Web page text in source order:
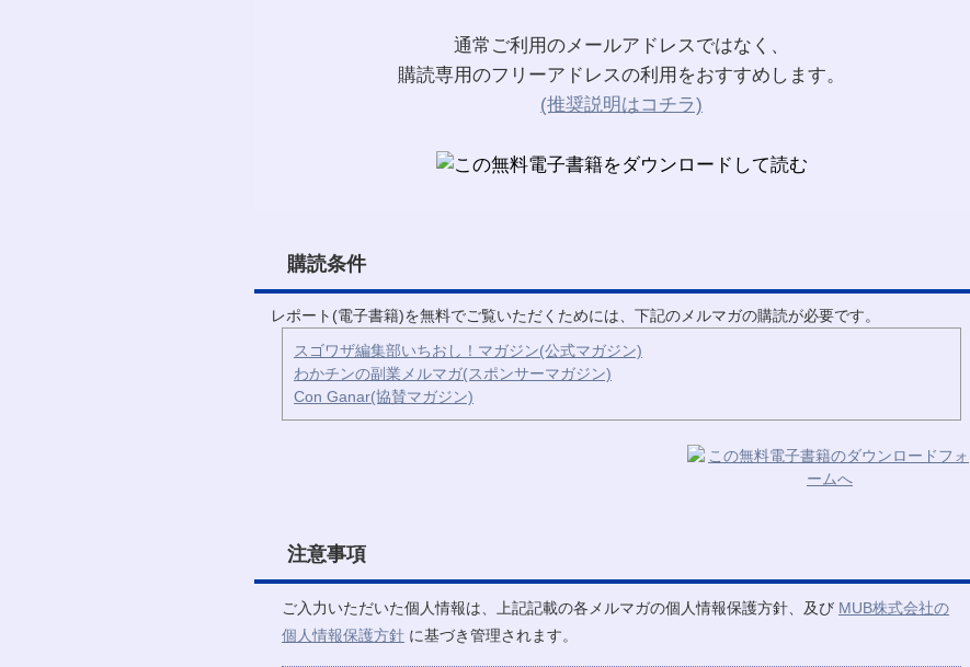
通常ご利用のメールアドレスではなく、
購読専用のフリーアドレスの利用をおすすめします。
(推奨説明はコチラ)
購読条件
レポート(電子書籍)を無料でご覧いただくためには、下記のメルマガの購読が必要です。
スゴワザ編集部いちおし！マガジン(公式マガジン)
わかチンの副業メルマガ(スポンサーマガジン)
Con Ganar(協賛マガジン)
注意事項
ご入力いただいた個人情報は、上記記載の各メルマガの個人情報保護方針、及び MUB株式会社の
個人情報保護方針 に基づき管理されます。